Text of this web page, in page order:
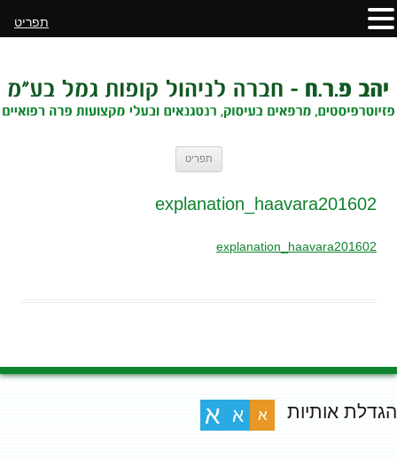
תפריט
explanation_haavara201602
explanation_haavara201602
הגדלת אותיות א א א
תפריט